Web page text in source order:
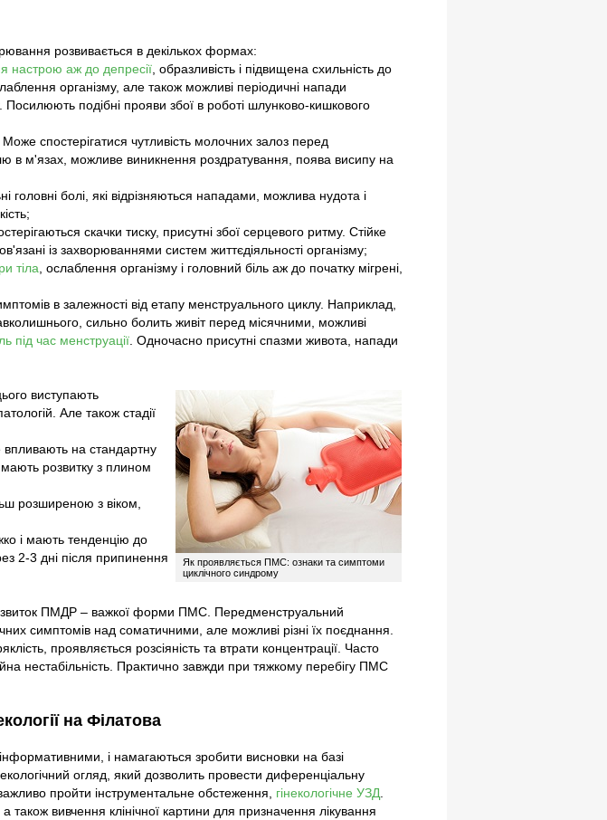
розвивається в декількох формах:
настрою аж до депресії , образливість і підвищена схильність до
організму, але також можливі періодичні напади
Посилюють подібні прояви збої в роботі шлунково-кишкового
Може спостерігатися чутливість молочних залоз перед
в м'язах, можливе виникнення роздратування, поява висипу на
болі, які відрізняються нападами, можлива нудота і
скачки тиску, присутні збої серцевого ритму. Стійке
із захворюваннями систем життєдіяльності організму;
тіла , ослаблення організму і головний біль аж до початку мігрені,
в залежності від етапу менструального циклу. Наприклад,
сильно болить живіт перед місячними, можливі
під час менструації . Одночасно присутні спазми живота, напади
Як проявляється ПМС: ознаки та симптоми
циклічного синдрому
виступають
Але також стадії
впливають на стандартну
розвитку з плином
розширеною з віком,
і мають тенденцію до
2-3 дні після припинення
ПМДР – важкої форми ПМС. Передменструальний
симптомів над соматичними, але можливі різні їх поєднання.
проявляється розсіяність та втрати концентрації. Часто
нестабільність. Практично завжди при тяжкому перебігу ПМС
на Філатова
і намагаються зробити висновки на базі
огляд, який дозволить провести диференціальну
важливо пройти інструментальне обстеження, гінекологічне УЗД
вивчення клінічної картини для призначення лікування